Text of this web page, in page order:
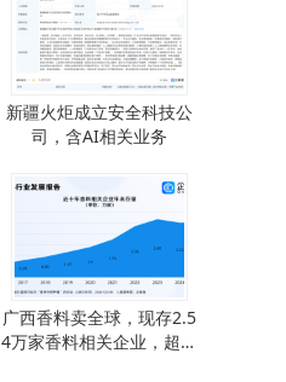
新疆火炬成立安全科技公
司，含AI相关业务
广西香料卖全球，现存2.5
4万家香料相关企业，超六